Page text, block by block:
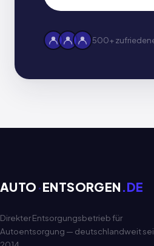
500+
AUTO ·ENTSORGEN .DE
Direkter Entsorgungsbetrieb für
Autoentsorgung — deutschlandweit